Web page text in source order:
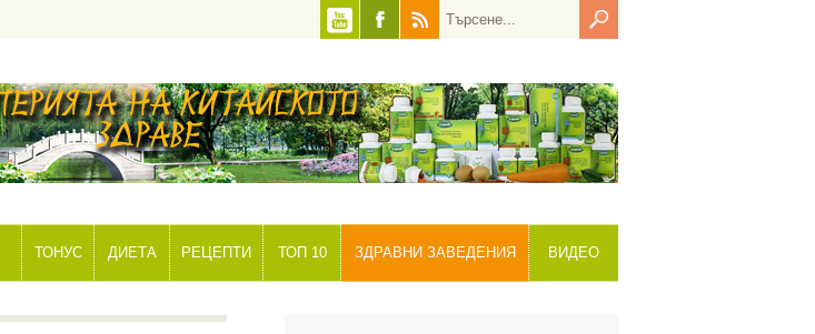
ТОНУС ДИЕТА РЕЦЕПТИ ТОП 10 ЗДРАВНИ ЗАВЕДЕНИЯ ВИДЕО